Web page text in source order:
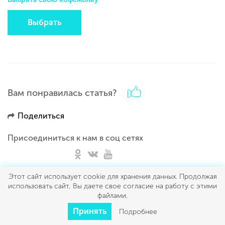
Выбрать
Вам понравилась статья?
Поделиться
Присоединиться к нам в соц сетях
Этот сайт использует cookie для хранения данных. Продолжая
использовать сайт, Вы даете свое согласие на работу с этими
файлами.
Принять Подробнее